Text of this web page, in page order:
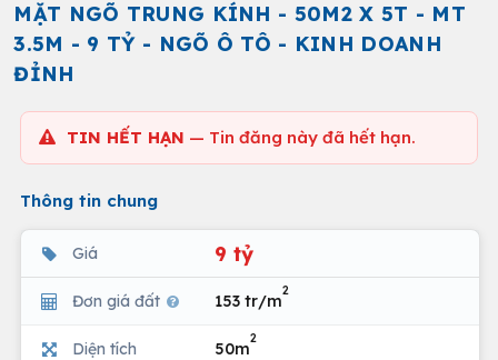
MẶT NGÕ TRUNG KÍNH - 50M2 X 5T - MT
3.5M - 9 TỶ - NGÕ Ô TÔ - KINH DOANH
ĐỈNH
TIN HẾT HẠN — Tin đăng này đã hết hạn.
Thông tin chung
Giá 9 tỷ
Đơn giá đất 153 tr/m
2
Diện tích 50m
2